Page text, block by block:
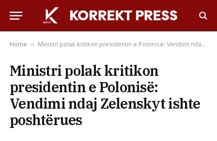
Home » Ministri polak kritikon presidentin e Polonisë: Vendimi ndaj Zelenskyt ishte poshtërues
Ministri polak kritikon
presidentin e Polonisë:
Vendimi ndaj Zelenskyt ishte
poshtërues